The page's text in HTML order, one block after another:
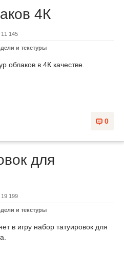
4К
11 145
и текстуры
облаков в 4К качестве.
0
для
19 199
и текстуры
в игру набор татуировок для